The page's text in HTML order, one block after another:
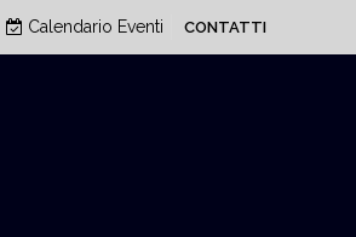
Calendario Eventi CONTATTI